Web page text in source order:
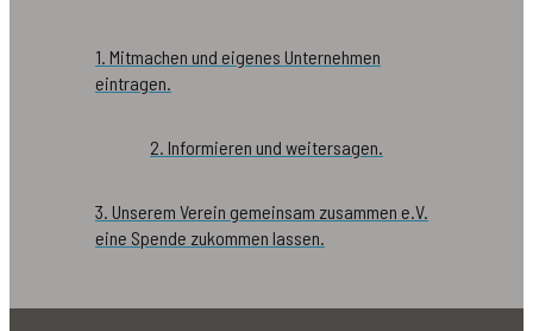
1. Mitmachen und eigenes Unternehmen
eintragen.
2. Informieren und weitersagen.
3. Unserem Verein gemeinsam zusammen e.V.
eine Spende zukommen lassen.